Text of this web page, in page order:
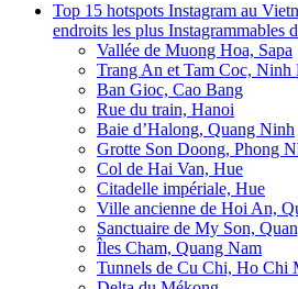
Top 15 hotspots Instagram au
endroits les plus Instagrammables
Vallée de Muong Hoa, Sapa
Trang An et Tam Coc, Ninh
Ban Gioc, Cao Bang
Rue du train, Hanoi
Baie d’Halong, Quang Ninh
Grotte Son Doong, Phong
Col de Hai Van, Hue
Citadelle impériale, Hue
Ville ancienne de Hoi An,
Sanctuaire de My Son,
Îles Cham, Quang Nam
Tunnels de Cu Chi, Ho Chi